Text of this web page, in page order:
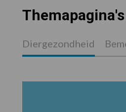
Themapagina's
Diergezondheid